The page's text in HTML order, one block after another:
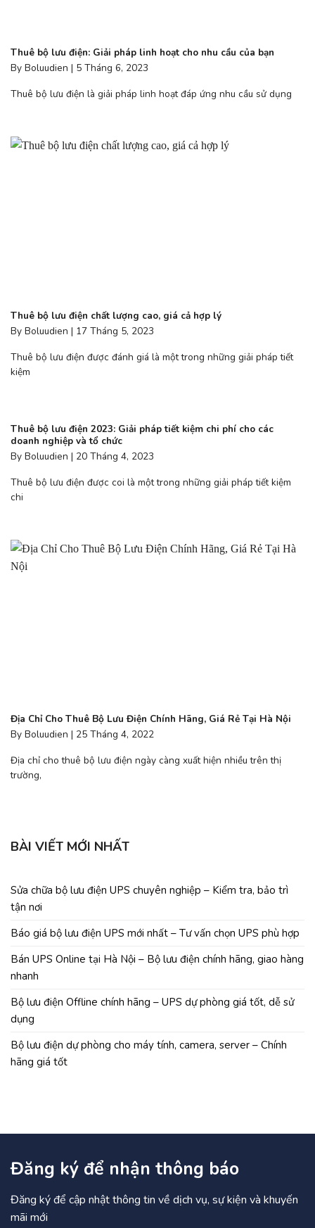
Thuê bộ lưu điện: Giải pháp linh hoạt cho nhu cầu của bạn
By Boluudien | 5 Tháng 6, 2023
Thuê bộ lưu điện là giải pháp linh hoạt đáp ứng nhu cầu sử dụng
Thuê bộ lưu điện chất lượng cao, giá cả hợp lý
By Boluudien | 17 Tháng 5, 2023
Thuê bộ lưu điện được đánh giá là một trong những giải pháp tiết
kiệm
Thuê bộ lưu điện 2023: Giải pháp tiết kiệm chi phí cho các
doanh nghiệp và tổ chức
By Boluudien | 20 Tháng 4, 2023
Thuê bộ lưu điện được coi là một trong những giải pháp tiết kiệm
chi
Địa Chỉ Cho Thuê Bộ Lưu Điện Chính Hãng, Giá Rẻ Tại Hà Nội
By Boluudien | 25 Tháng 4, 2022
Địa chỉ cho thuê bộ lưu điện ngày càng xuất hiện nhiều trên thị
trường,
BÀI VIẾT MỚI NHẤT
Sửa chữa bộ lưu điện UPS chuyên nghiệp – Kiểm tra, bảo trì
tận nơi
Báo giá bộ lưu điện UPS mới nhất – Tư vấn chọn UPS phù hợp
Bán UPS Online tại Hà Nội – Bộ lưu điện chính hãng, giao hàng
nhanh
Bộ lưu điện Offline chính hãng – UPS dự phòng giá tốt, dễ sử
dụng
Bộ lưu điện dự phòng cho máy tính, camera, server – Chính
hãng giá tốt
Đăng ký để nhận thông báo
Đăng ký để cập nhật thông tin về dịch vụ, sự kiện và khuyến
mãi mới